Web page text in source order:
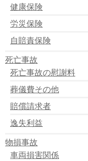
健康保険
労災保険
自賠責保険
死亡事故
死亡事故の慰謝料
葬儀費その他
賠償請求者
逸失利益
物損事故
車両損害関係